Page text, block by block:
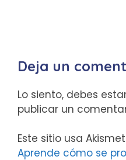
Deja un
Lo siento, debes
publicar un
Este sitio usa
Aprende cómo se